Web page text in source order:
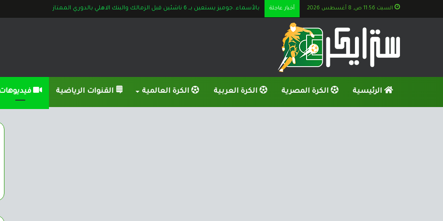
السبت 11:56 ص, 8 أغسطس 2026 أخبار عاجلة بالأسماء..جوميز يستعين بــ 6 ناشئين قبل الزمالك والبنك الاهلي بالدوري الممتاز
الرئيسية الكرة المصرية الكرة العربية الكرة العالمية القنوات الرياضية